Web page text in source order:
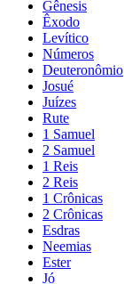
Gênesis
Êxodo
Levítico
Números
Deuteronômio
Josué
Juízes
Rute
1 Samuel
2 Samuel
1 Reis
2 Reis
1 Crônicas
2 Crônicas
Esdras
Neemias
Ester
Jó